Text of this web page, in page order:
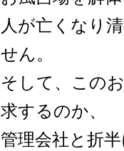
人が亡くなり
せん。
そして、この
求するのか、
管理会社と折